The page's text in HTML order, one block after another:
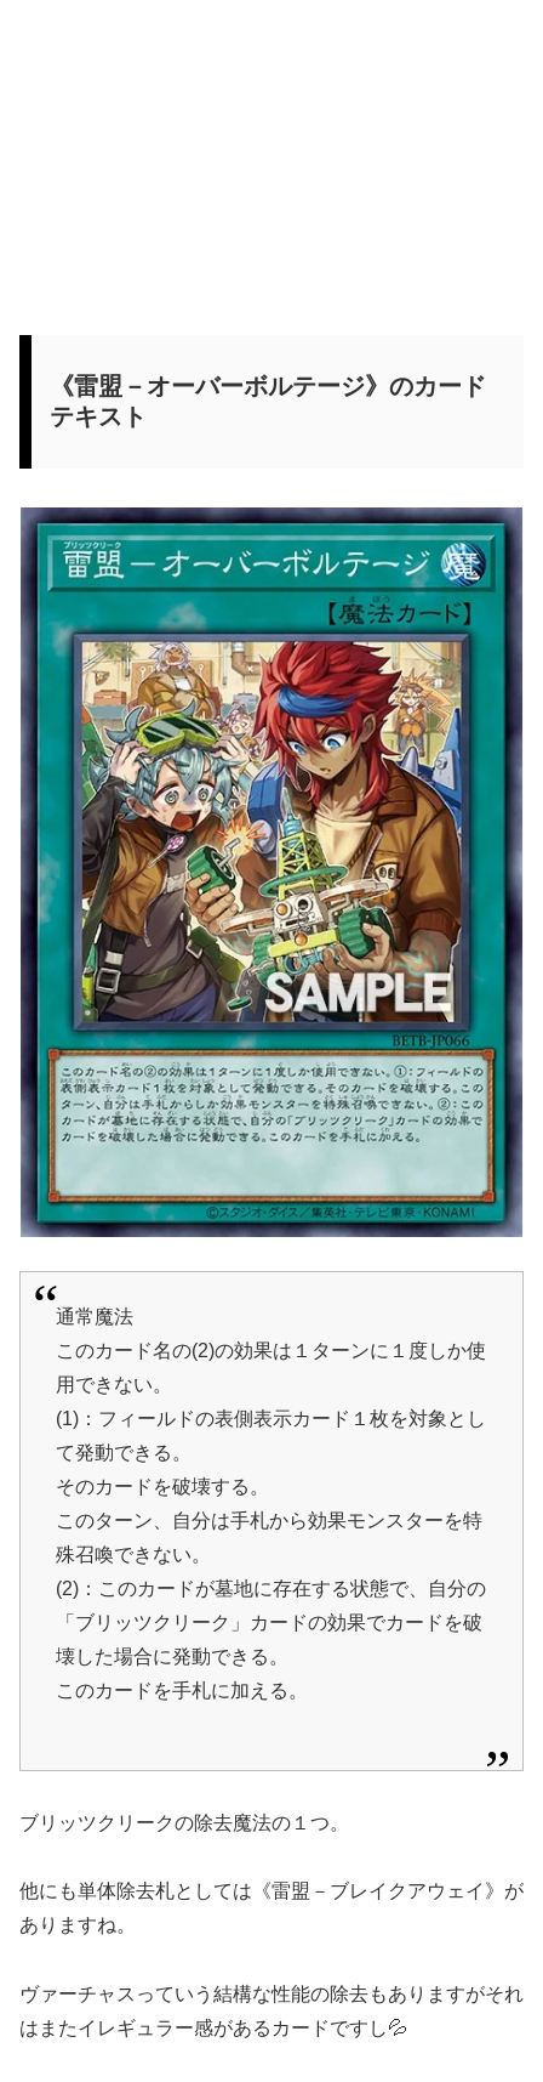
《雷盟－オーバーボルテージ》のカード
テキスト
通常魔法
このカード名の(2)の効果は１ターンに１度しか使
用できない。
(1)：フィールドの表側表示カード１枚を対象とし
て発動できる。
そのカードを破壊する。
このターン、自分は手札から効果モンスターを特
殊召喚できない。
(2)：このカードが墓地に存在する状態で、自分の
「ブリッツクリーク」カードの効果でカードを破
壊した場合に発動できる。
このカードを手札に加える。
ブリッツクリークの除去魔法の１つ。
他にも単体除去札としては《雷盟－ブレイクアウェイ》が
ありますね。
ヴァーチャスっていう結構な性能の除去もありますがそれ
はまたイレギュラー感があるカードですし💦